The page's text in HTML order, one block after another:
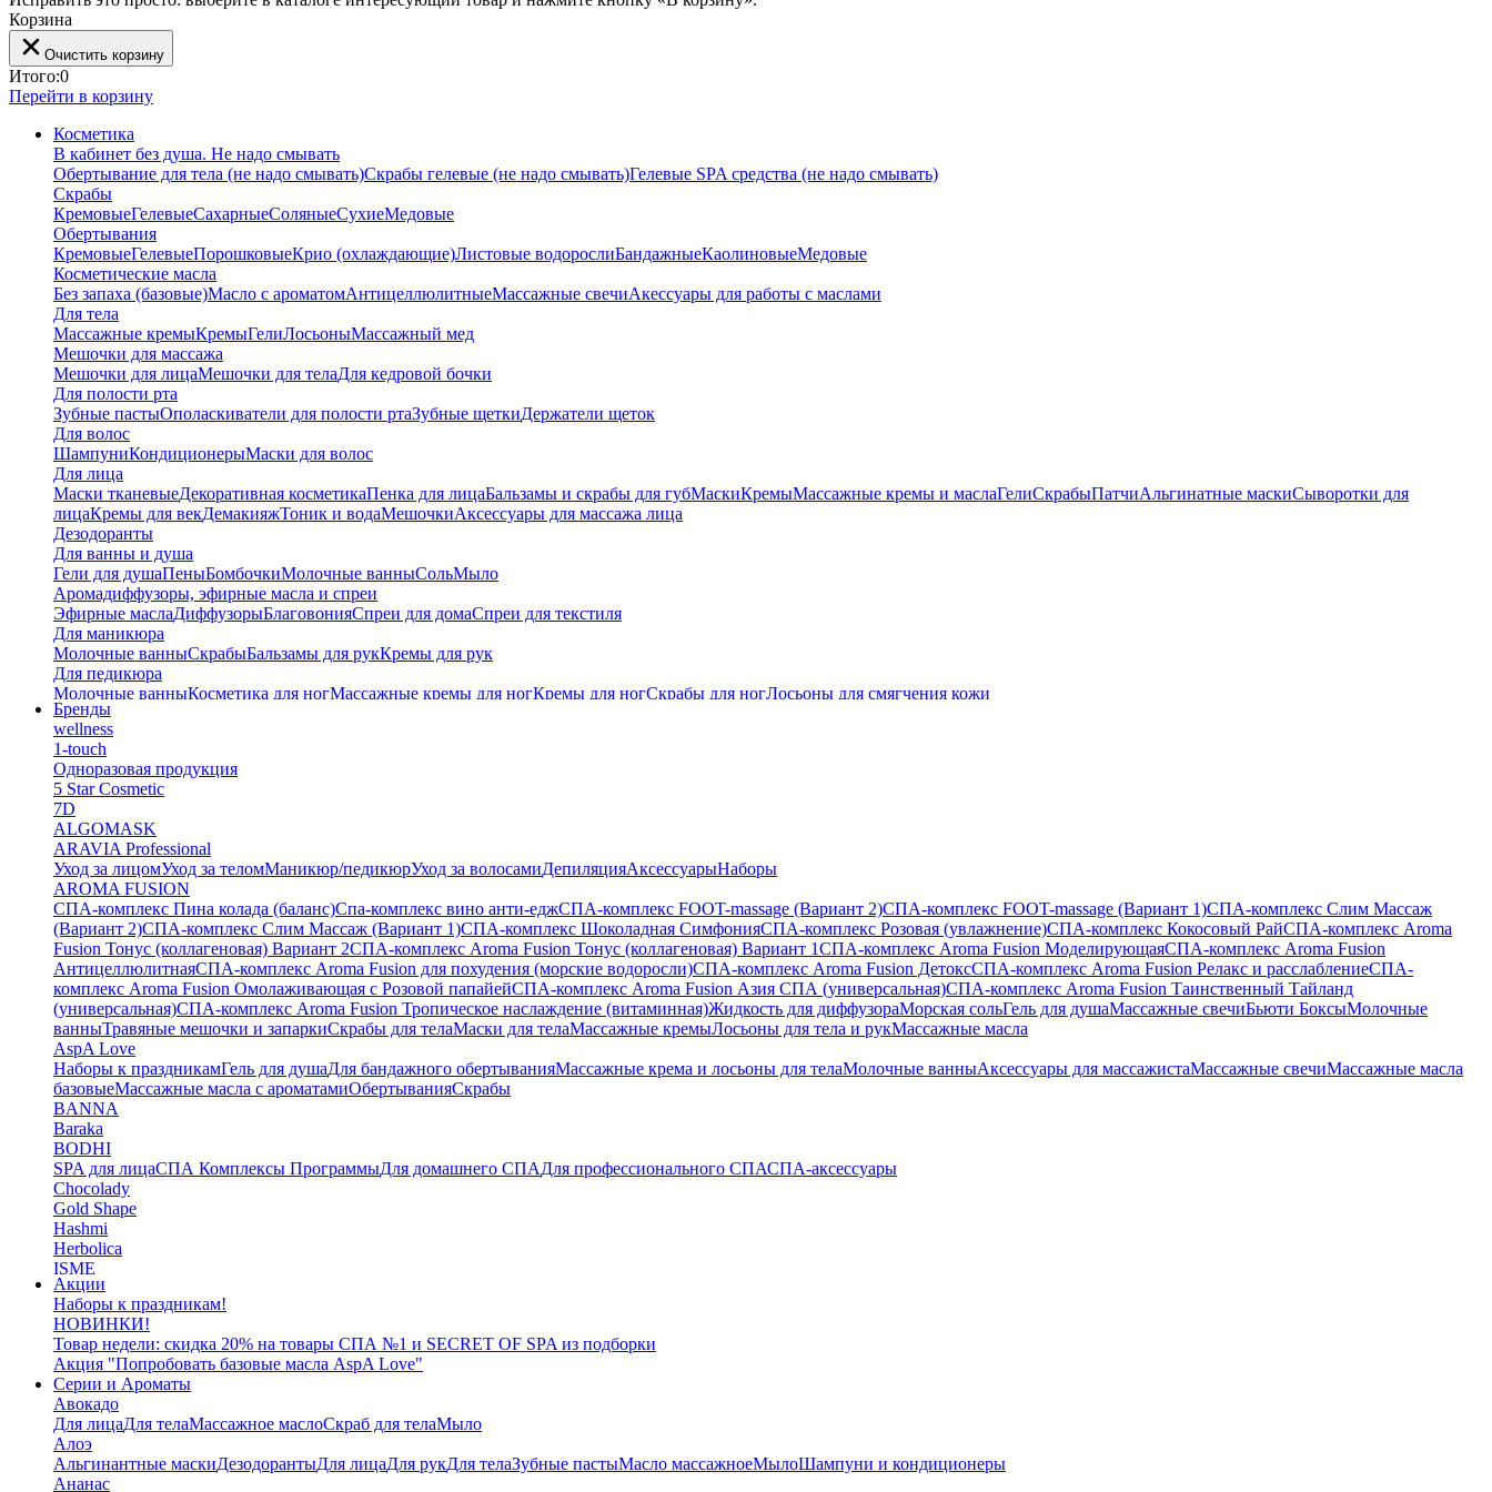
Корзина
Очистить корзину
Итого:0
Перейти в корзину
Косметика
В кабинет без душа. Не надо смывать
Обертывание для тела (не надо смывать)Скрабы гелевые (не надо смывать)Гелевые SPA средства (не надо смывать)
Скрабы
КремовыеГелевыеСахарныеСоляныеСухиеМедовые
Обертывания
КремовыеГелевыеПорошковыеКрио (охлаждающие)Листовые водорослиБандажныеКаолиновыеМедовые
Косметические масла
Без запаха (базовые)Масло с ароматомАнтицеллюлитныеМассажные свечиАкессуары для работы с маслами
Для тела
Массажные кремыКремыГелиЛосьоныМассажный мед
Мешочки для массажа
Мешочки для лицаМешочки для телаДля кедровой бочки
Для полости рта
Зубные пастыОполаскиватели для полости ртаЗубные щеткиДержатели щеток
Для волос
ШампуниКондиционерыМаски для волос
Для лица
Маски тканевыеДекоративная косметикаПенка для лицаБальзамы и скрабы для губМаскиКремыМассажные кремы и маслаГелиСкрабыПатчиАльгинатные маскиСыворотки для
лицаКремы для векДемакияжТоник и водаМешочкиАксессуары для массажа лица
Дезодоранты
Для ванны и душа
Гели для душаПеныБомбочкиМолочные ванныСольМыло
Аромадиффузоры, эфирные масла и спреи
Эфирные маслаДиффузорыБлаговонияСпреи для домаСпреи для текстиля
Для маникюра
Молочные ванныСкрабыБальзамы для рукКремы для рук
Для педикюра
Молочные ванныКосметика для ногМассажные кремы для ногКремы для ногСкрабы для ногЛосьоны для смягчения кожи
Тайские бальзамы
Альгинатные маски
Бренды
wellness
1-touch
Одноразовая продукция
5 Star Cosmetic
7D
ALGOMASK
ARAVIA Professional
Уход за лицомУход за теломМаникюр/педикюрУход за волосамиДепиляцияАксессуарыНаборы
AROMA FUSION
СПА-комплекс Пина колада (баланс)Cпа-комплекс вино анти-еджСПА-комплекс FOOT-massage (Вариант 2)СПА-комплекс FOOT-massage (Вариант 1)СПА-комплекс Слим Массаж
(Вариант 2)СПА-комплекс Слим Массаж (Вариант 1)СПА-комплекс Шоколадная СимфонияСПА-комплекс Розовая (увлажнение)СПА-комплекс Кокосовый РайСПА-комплекс Aroma
Fusion Тонус (коллагеновая) Вариант 2СПА-комплекс Aroma Fusion Тонус (коллагеновая) Вариант 1СПА-комплекс Aroma Fusion МоделирующаяСПА-комплекс Aroma Fusion
АнтицеллюлитнаяСПА-комплекс Aroma Fusion для похудения (морские водоросли)СПА-комплекс Aroma Fusion ДетоксСПА-комплекс Aroma Fusion Релакс и расслаблениеСПА-
комплекс Aroma Fusion Омолаживающая с Розовой папайейСПА-комплекс Aroma Fusion Азия СПА (универсальная)СПА-комплекс Aroma Fusion Таинственный Тайланд
(универсальная)СПА-комплекс Aroma Fusion Тропическое наслаждение (витаминная)Жидкость для диффузораМорская сольГель для душаМассажные свечиБьюти БоксыМолочные
ванныТравяные мешочки и запаркиСкрабы для телаМаски для телаМассажные кремыЛосьоны для тела и рукМассажные масла
AspA Love
Наборы к праздникамГель для душаДля бандажного обертыванияМассажные крема и лосьоны для телаМолочные ванныАксессуары для массажистаМассажные свечиМассажные масла
базовыеМассажные масла с ароматамиОбертыванияСкрабы
BANNA
Baraka
BODHI
SPA для лицаСПА Комплексы ПрограммыДля домашнего СПАДля профессионального СПАСПА-аксессуары
Chocolady
Gold Shape
Hashmi
Herbolica
ISME
Jinda
Juman
Katha
Kelebek
Kokonut
Маски для тела
L'Cosmetics
LAMENATT
NARDA
NEWSKY
Акции
Наборы к праздникам!
НОВИНКИ!
Товар недели: скидка 20% на товары СПА №1 и SECRET OF SPA из подборки
Акция "Попробовать базовые масла AspA Love"
Серии и Ароматы
Авокадо
Для лицаДля телаМассажное маслоСкраб для телаМыло
Алоэ
Альгинантные маскиДезодорантыДля лицаДля рукДля телаЗубные пастыМасло массажноеМылоШампуни и кондиционеры
Ананас